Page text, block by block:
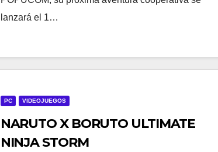
lanzará el 1…
PC VIDEOJUEGOS
NARUTO X BORUTO ULTIMATE
NINJA STORM